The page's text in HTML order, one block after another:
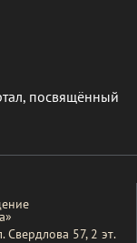
посвящённый
Свердлова 57, 2 эт.